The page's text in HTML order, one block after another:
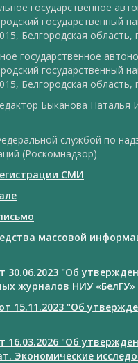
государственное
государственный
Белгородская
государственное
государственный
Белгородская
Быканова Наталья
службой по
(Роскомнадзор)
СМИ
массовой
30.06.2023 "Об
журналов НИУ «БелГУ»
15.11.2023 "Об
16.03.2026 "Об
Экономические